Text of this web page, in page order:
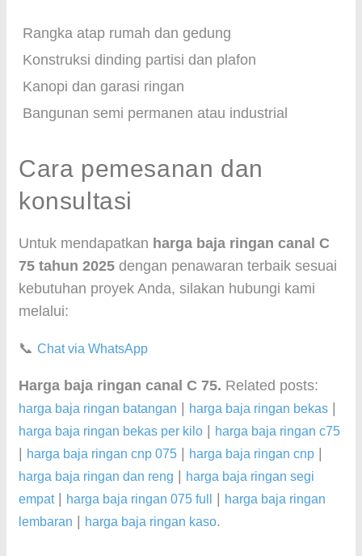
Rangka atap rumah dan gedung
Konstruksi dinding partisi dan plafon
Kanopi dan garasi ringan
Bangunan semi permanen atau industrial
Cara pemesanan dan
konsultasi
Untuk mendapatkan harga baja ringan canal C
75 tahun 2025 dengan penawaran terbaik sesuai
kebutuhan proyek Anda, silakan hubungi kami
melalui:
📞 Chat via WhatsApp
Harga baja ringan canal C 75. Related posts:
harga baja ringan batangan harga baja ringan bekas
harga baja ringan bekas per kilo harga baja ringan c75
harga baja ringan cnp 075 harga baja ringan cnp
harga baja ringan dan reng
harga baja ringan segi
empat| harga baja ringan 075 full
harga baja ringan
lembaran
harga baja ringan kaso.